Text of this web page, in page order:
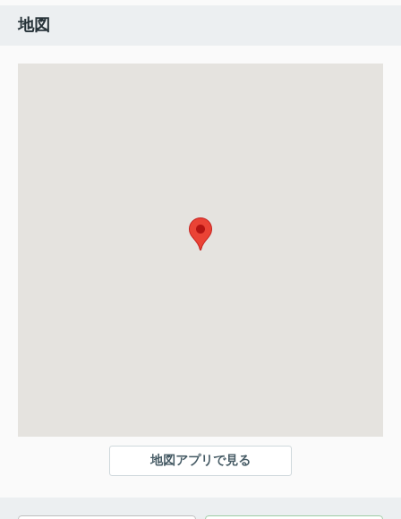
地図
地図アプリで見る